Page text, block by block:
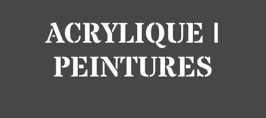
ACRYLIQUE |
PEINTURES